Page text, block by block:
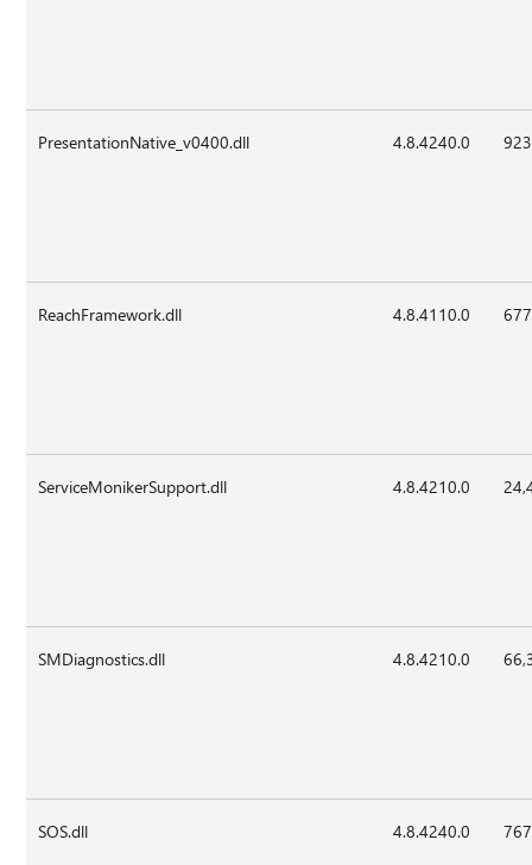
PresentationNative_v0400.dll 4.8.4240.0
ReachFramework.dll 4.8.4110.0
ServiceMonikerSupport.dll 4.8.4210.0
SMDiagnostics.dll 4.8.4210.0
SOS.dll 4.8.4240.0